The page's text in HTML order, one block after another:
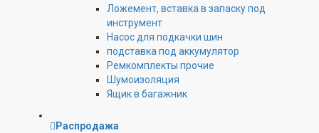
Ложемент, вставка в запаску под
инструмент
Насос для подкачки шин
подставка под аккумулятор
Ремкомплекты прочие
Шумоизоляция
Ящик в багажник
Распродажа